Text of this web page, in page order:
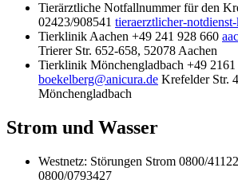
Tierärztliche Notfallnummer für den
02423/908541 tieraerztlicher-
Tierklinik Aachen +49 241 928 660
Trierer Str. 652-658, 52078 Aachen
Tierklinik Mönchengladbach +49
boekelberg@anicura.de Krefelder Str.
Mönchengladbach
Strom und Wasser
Westnetz: Störungen Strom 0800/
0800/0793427